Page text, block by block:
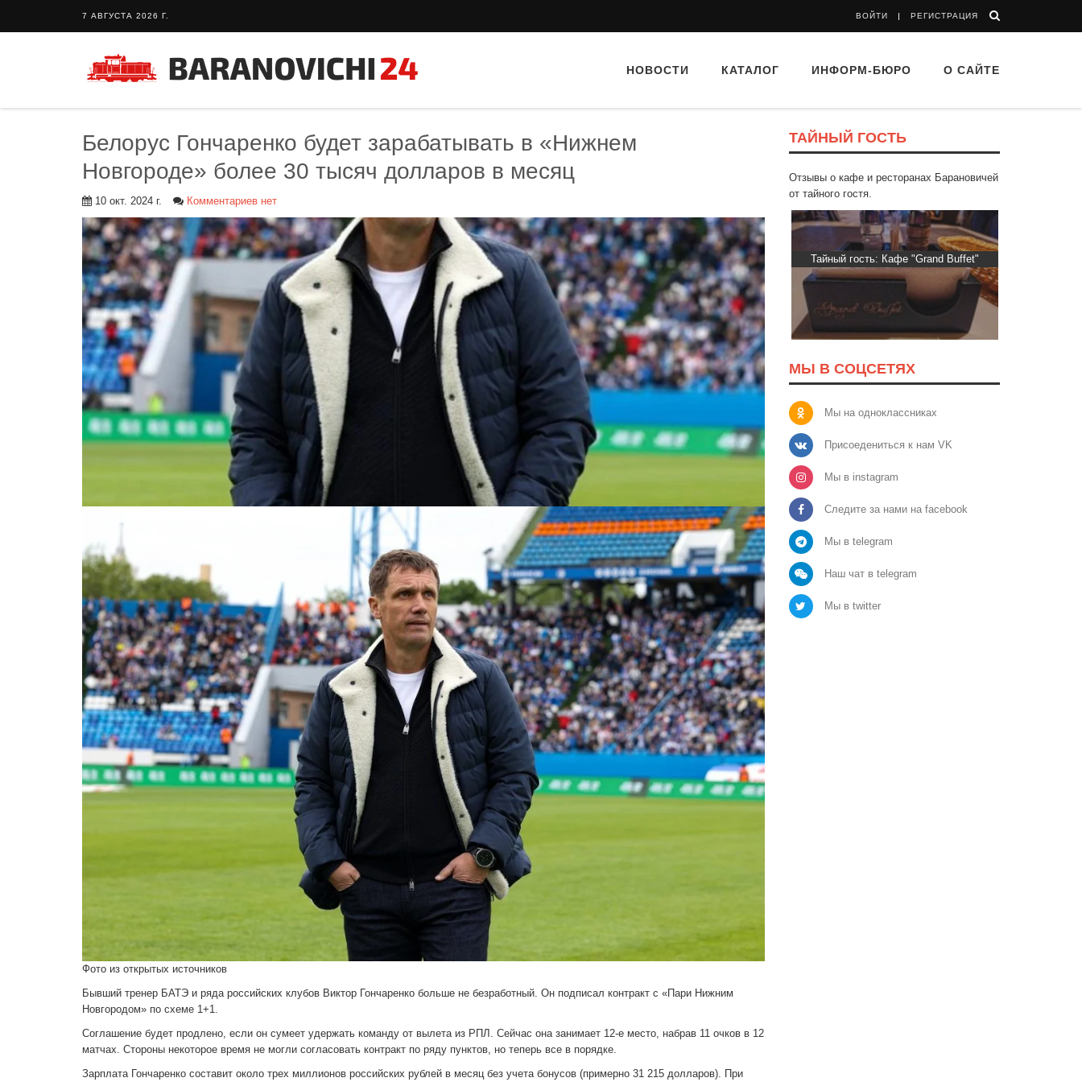
7 АВГУСТА 2026 Г. ВОЙТИ РЕГИСТРАЦИЯ
НОВОСТИ КАТАЛОГ ИНФОРМ-БЮРО О САЙТЕ
Белорус Гончаренко будет зарабатывать в «Нижнем
Новгороде» более 30 тысяч долларов в месяц
10 окт. 2024 г. Комментариев нет
Фото из открытых источников
Бывший тренер БАТЭ и ряда российских клубов Виктор Гончаренко больше не безработный. Он подписал контракт с «Пари Нижним
Новгородом» по схеме 1+1.
Соглашение будет продлено, если он сумеет удержать команду от вылета из РПЛ. Сейчас она занимает 12-е место, набрав 11 очков в 12
матчах. Стороны некоторое время не могли согласовать контракт по ряду пунктов, но теперь все в порядке.
Зарплата Гончаренко составит около трех миллионов российских рублей в месяц без учета бонусов (примерно 31 215 долларов). При
ТАЙНЫЙ ГОСТЬ
Отзывы о кафе и ресторанах Барановичей
от тайного гостя.
Тайный гость: Гастропаб “Drova” Тайный гость: Кафе "Grand Buffet" Тайный гость: кафе «Автограф»
МЫ В СОЦСЕТЯХ
Мы на одноклассниках
Присоедениться к нам VK
Мы в instagram
Следите за нами на facebook
Мы в telegram
Наш чат в telegram
Мы в twitter